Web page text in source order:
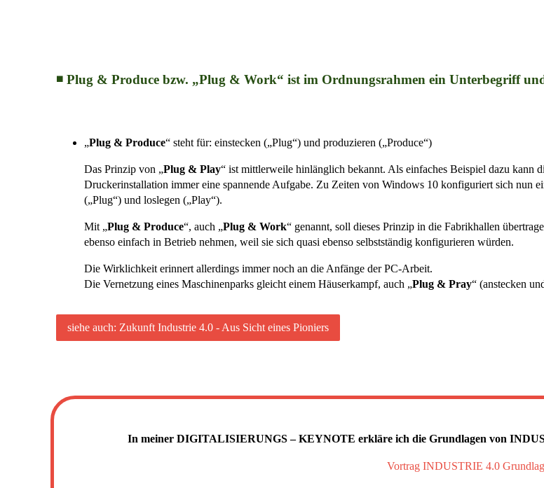
◾ Plug & Produce bzw. „Plug & Work“ ist im Ordnungsrahmen ein Unterbegriff
„Plug & Produce“ steht für: einstecken („Plug“) und produzieren („Produce“)
Das Prinzip von „Plug & Play“ ist mittlerweile hinlänglich bekannt. Als einfaches Beispiel dazu
Druckerinstallation immer eine spannende Aufgabe. Zu Zeiten von Windows 10 konfiguriert sich nun
(„Plug“) und loslegen („Play“).
Mit „Plug & Produce“, auch „Plug & Work“ genannt, soll dieses Prinzip in die Fabrikhallen
ebenso einfach in Betrieb nehmen, weil sie sich quasi ebenso selbstständig konfigurieren würden.
Die Wirklichkeit erinnert allerdings immer noch an die Anfänge der PC-Arbeit.
Die Vernetzung eines Maschinenparks gleicht einem Häuserkampf, auch „Plug & Pray“ (anstecken
siehe auch: Zukunft Industrie 4.0 - Aus Sicht eines Pioniers
In meiner DIGITALISIERUNGS – KEYNOTE erkläre ich die Grundlagen von
Vortrag INDUSTRIE 4.0